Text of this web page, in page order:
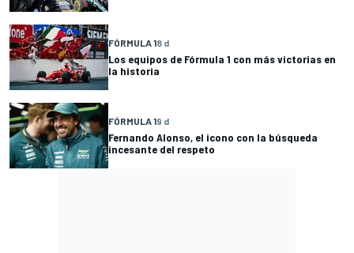
FÓRMULA 18 d
Los equipos de Fórmula 1 con más victorias en
la historia
FÓRMULA 19 d
Fernando Alonso, el icono con la búsqueda
incesante del respeto